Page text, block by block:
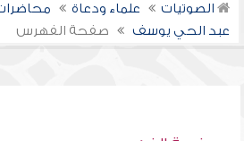
الصوتيات علماء ودعاة
عبد الحي يوسف
صفحة الفهرس